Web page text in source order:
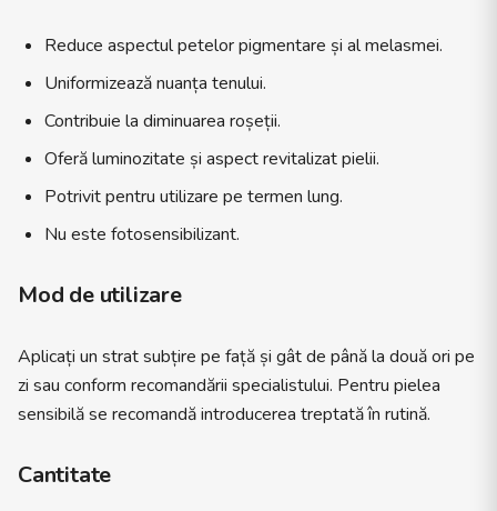
Reduce aspectul petelor pigmentare și al melasmei.
Uniformizează nuanța tenului.
Contribuie la diminuarea roșeții.
Oferă luminozitate și aspect revitalizat pielii.
Potrivit pentru utilizare pe termen lung.
Nu este fotosensibilizant.
Mod de utilizare
Aplicați un strat subțire pe față și gât de până la două ori pe
zi sau conform recomandării specialistului. Pentru pielea
sensibilă se recomandă introducerea treptată în rutină.
Cantitate